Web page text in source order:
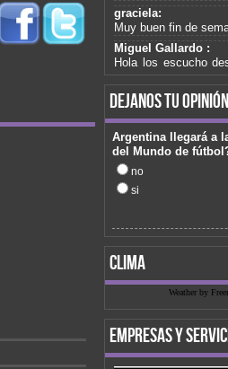
graciela:
Muy buen fin de
Miguel Gallardo :
Hola los escucho
saludo para mis
de Romero
fabiana :
No te puedo
fabiana :
No te puedo escuchar
graciela:
Somos de
podemos escuchar
Podìa averiguar,
todossss =)
Dana :
Dana de Córdoba
CD de Julian
Saludos
daniel :
dejanos tu opinión
Argentina llegará a
del Mundo de
no
si
clima
Weather by
empresas y